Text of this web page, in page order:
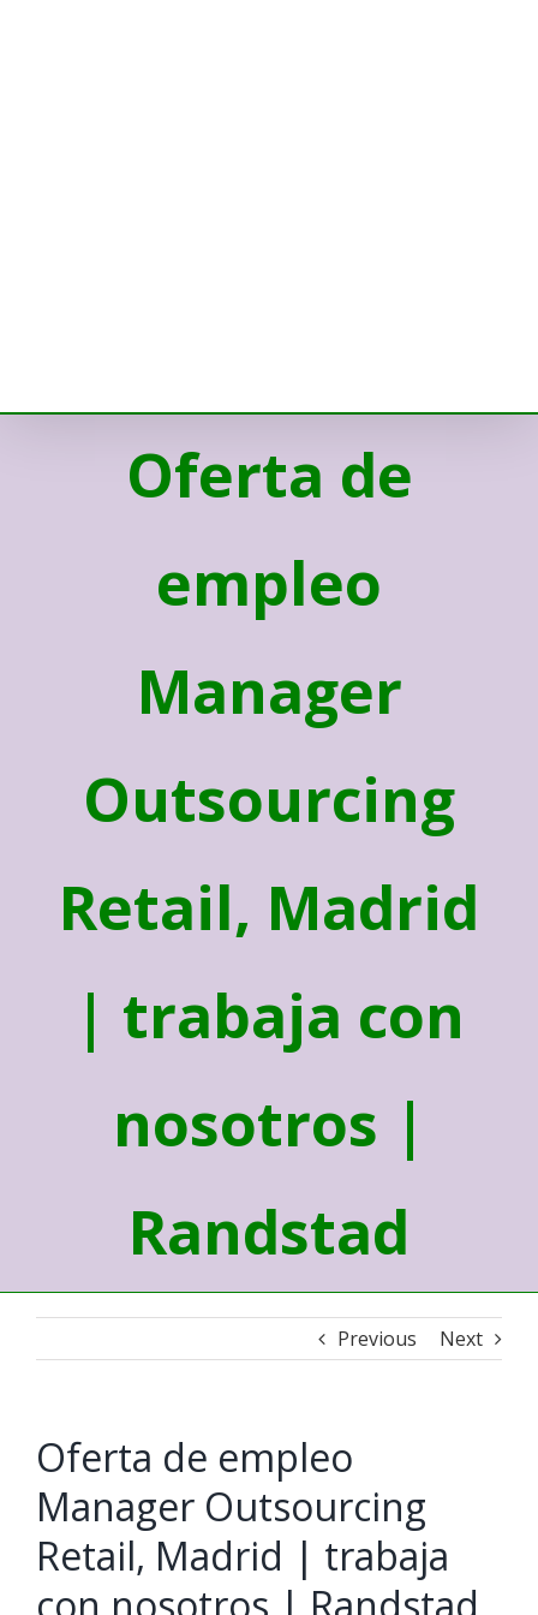
Oferta de
empleo
Manager
Outsourcing
Retail, Madrid
| trabaja con
nosotros |
Randstad
Previous Next
Oferta de empleo
Manager Outsourcing
Retail, Madrid | trabaja
con nosotros | Randstad